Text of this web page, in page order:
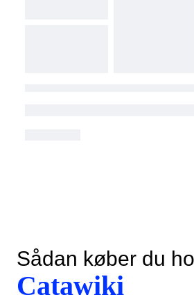
Sådan køber du
Catawiki